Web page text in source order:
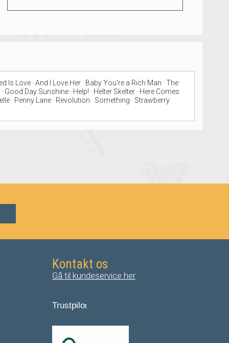
Love · And I Love Her · Baby You're a Rich Man · The
Day Sunshine · Help! · Helter Skelter · Here Comes
· Penny Lane · Revolution · Something · Strawberry
Kontakt os
Gå til kundeservice her
Trustpilot